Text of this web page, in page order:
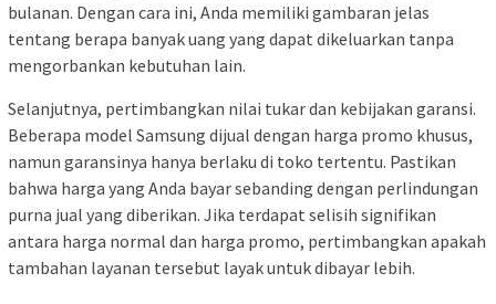
bulanan. Dengan cara ini, Anda memiliki gambaran jelas
tentang berapa banyak uang yang dapat dikeluarkan tanpa
mengorbankan kebutuhan lain.
Selanjutnya, pertimbangkan nilai tukar dan kebijakan garansi.
Beberapa model Samsung dijual dengan harga promo khusus,
namun garansinya hanya berlaku di toko tertentu. Pastikan
bahwa harga yang Anda bayar sebanding dengan perlindungan
purna jual yang diberikan. Jika terdapat selisih signifikan
antara harga normal dan harga promo, pertimbangkan apakah
tambahan layanan tersebut layak untuk dibayar lebih.